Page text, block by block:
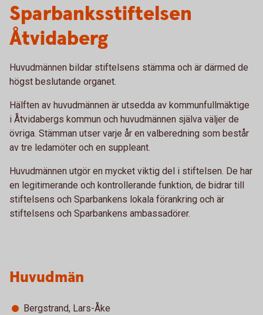
Sparbanksstiftelsen
Åtvidaberg
Huvudmännen bildar stiftelsens stämma och är därmed de
högst beslutande organet.
Hälften av huvudmännen är utsedda av kommunfullmäktige
i Åtvidabergs kommun och huvudmännen själva väljer de
övriga. Stämman utser varje år en valberedning som består
av tre ledamöter och en suppleant.
Huvudmännen utgör en mycket viktig del i stiftelsen. De har
en legitimerande och kontrollerande funktion, de bidrar till
stiftelsens och Sparbankens lokala förankring och är
stiftelsens och Sparbankens ambassadörer.
Huvudmän
Bergstrand, Lars-Åke